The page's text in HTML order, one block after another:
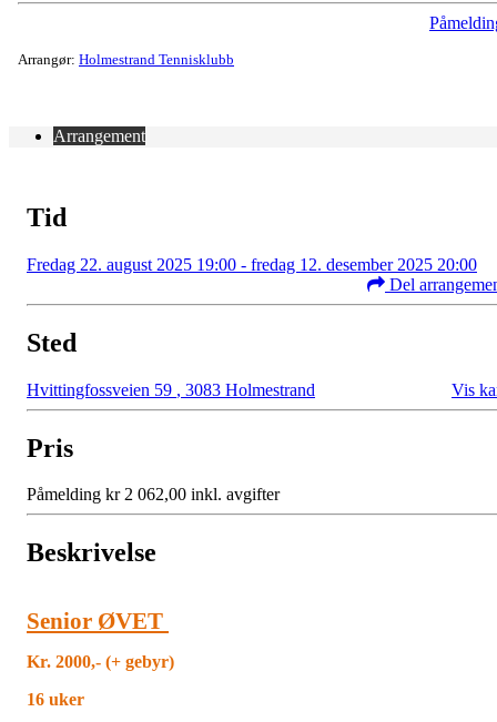
Arrangør: Holmestrand Tennisklubb
Arrangement
Tid
Fredag 22. august 2025 19:00 - fredag 12. desember 2025 20:00
Del
Sted
Hvittingfossveien 59 , 3083 Holmestrand Vis
Pris
Påmelding kr 2 062,00 inkl. avgifter
Beskrivelse
Senior ØVET
Kr. 2000,- (+ gebyr)
16 uker